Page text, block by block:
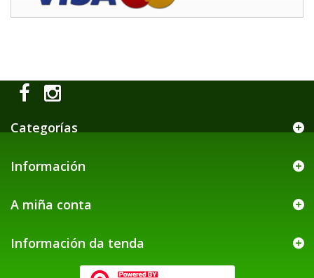
Categorías
Información
A miña conta
Información da tenda